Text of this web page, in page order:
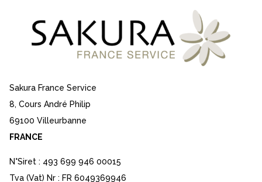
Sakura France Service
8, Cours André Philip
69100 Villeurbanne
FRANCE
N°Siret : 493 699 946 00015
Tva (Vat) Nr : FR 6049369946